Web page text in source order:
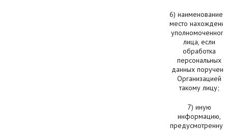
6) наименование и
место нахождения
уполномоченного
лица, если
обработка
персональных
данных поручена
Организацией
такому лицу;
7) иную
информацию,
предусмотренную